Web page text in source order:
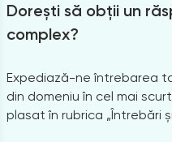
Dorești să obții un
complex?
Expediază-ne întrebarea
din domeniu în cel mai
plasat în rubrica „Întrebări